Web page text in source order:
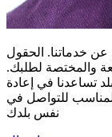
عن خدماتنا. الحقول
والمختصة لطلبك.
تساعدنا في إعادة
للتواصل في
نفس بلدك